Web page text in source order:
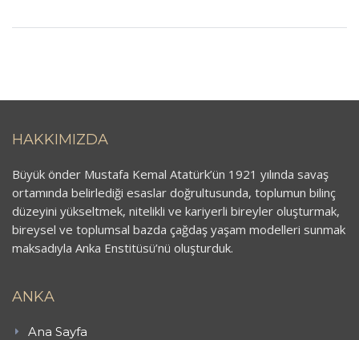
HAKKIMIZDA
Büyük önder Mustafa Kemal Atatürk’ün 1921 yılında savaş
ortamında belirlediği esaslar doğrultusunda, toplumun bilinç
düzeyini yükseltmek, nitelikli ve kariyerli bireyler oluşturmak,
bireysel ve toplumsal bazda çağdaş yaşam modelleri sunmak
maksadıyla Anka Enstitüsü’nü oluşturduk.
ANKA
Ana Sayfa